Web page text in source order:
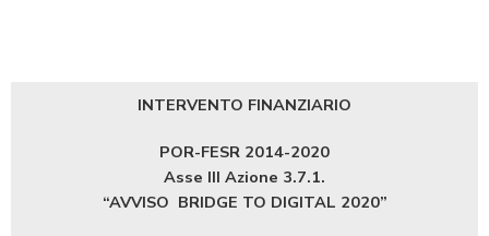
INTERVENTO FINANZIARIO
POR-FESR 2014-2020
Asse III Azione 3.7.1.
“AVVISO BRIDGE TO DIGITAL 2020”